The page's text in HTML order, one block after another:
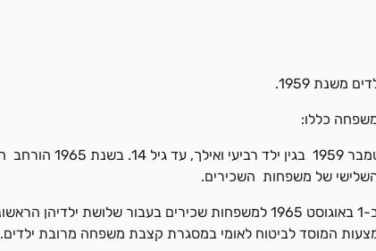
1959.
המוסד לביטוח לאומי במסגרת קצבת משפחה מרובת ילדים.